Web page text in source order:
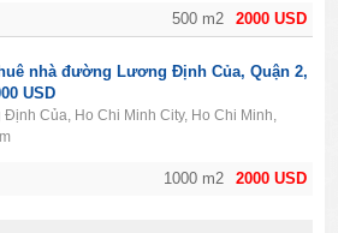
2000 USD
500 m2
2000 USD
1000 m2
nhà đường Lương Định Của, Quận 2,
USD
Định Của, Ho Chi Minh City, Ho Chi Minh,